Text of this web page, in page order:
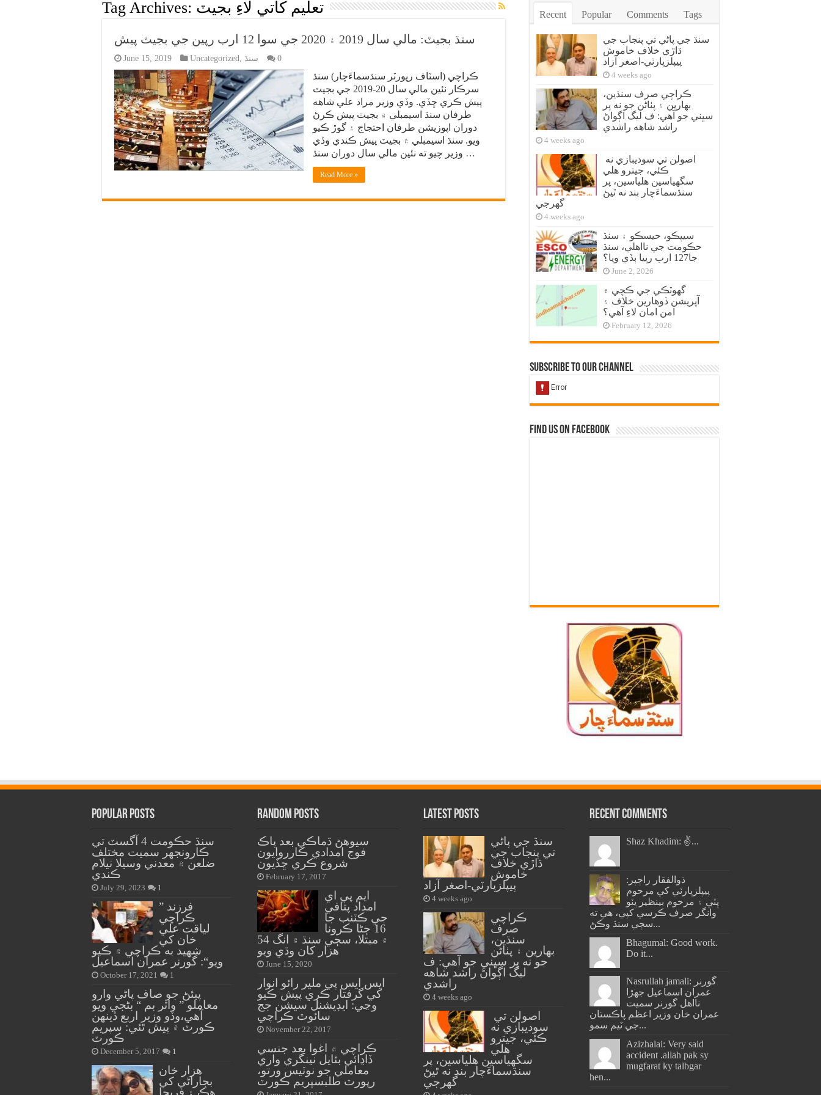
Tag Archives: تعليم کاتي لاءِ بجيٽ
سنڌ بجيٽ: مالي سال 2019 ۽ 2020 جي سوا 12 ارب رپين جي بجيٽ پيش
June 15, 2019 Uncategorized, سنڌ 0
ڪراچي (اسٽاف رپورٽر سنڌسماءَچار) سنڌ
سرڪار نئين مالي سال 20-2019 جي بجيٽ
پيش ڪري ڇڏي. وڏي وزير مراد علي شاهه
طرفان سنڌ اسيمبلي ۾ بجيٽ پيش ڪرڻ
دوران اپوزيشن طرفان احتجاج ۽ گوڙ ڪيو
ويو. سنڌ اسيمبلي ۾ بجيٽ پيش ڪندي وڏي
وزير چيو ته نئين مالي سال دوران سنڌ …
Read More »
Recent Popular Comments Tags
سنڌ جي پاڻي تي پنجاب جي
ڌاڙي خلاف خاموش
پيپلزپارٽي-اصغر آزاد
4 weeks ago
ڪراچي صرف سنڌين،
بهارين ۽ پٺاڻن جو نه پر
سڀني جو آهي: ف ليگ اڳواڻ
راشد شاهه راشدي
4 weeks ago
ڪئي، جيترو هلي
سگهياسين هلياسين، پر
سنڌسماءَچار بند نه ٿيڻ
گهرجي
4 weeks ago
سيپڪو، حيسڪو ۽ سنڌ
حڪومت جي نااهلي، سنڌ
جا127 ارب رپيا ٻڏي ويا؟
June 2, 2026
گهوٽڪي جي ڪچي ۾
آپريشن ڏوهارين خلاف ۽
امن امان لاءِ آهي؟
February 12, 2026
Subscribe to our Channel
Find us on Facebook
Popular Posts
سنڌ حڪومت 4 آگسٽ تي
ڪارونجهر سميت مختلف
ضلعن ۾ معدني وسيلا نيلام
ڪندي
July 29, 2023 1
” فرزند
ڪراچي
لياقت علي
خان کي
شهيد به ڪراچي ۾ ڪيو
ويو“: گورنر عمران اسماعيل
October 17, 2021 1
پيئڻ جو صاف پاڻي وارو
معاملو ” واٽر بم “ بڻجي ويو
آهي،وڏو وزير اربع ڏينهن
ڪورٽ ۾ پيش ٿئي: سپريم
ڪورٽ
December 5, 2017 1
هزار خان
بجاراڻي کي
هڪ ۽ فريحا
Random Posts
سيوهڻ ڌماڪي بعد پاڪ
فوج امدادي ڪارروايون
شروع ڪري ڇڏيون
February 17, 2017
ايم پي اي
امداد پتافي
جي ڪٽنب جا
16 ڄڻا ڪرونا
۾ مبتلا، سڄي سنڌ ۾ انگ 54
هزار کان وڌي ويو
June 15, 2020
ايس ايس پي ملير رائو انوار
کي گرفتار ڪري پيش ڪيو
وڃي: ايڊيشنل سيشن جج
سائوٿ ڪراچي
November 22, 2017
ڪراچي ۾ اغوا بعد جنسي
ڏاڍائي بڻايل نينگري واري
معاملي جو نوٽيس ورتو،
رپورٽ طلبسپريم ڪورٽ
Latest Posts
سنڌ جي پاڻي
تي پنجاب جي
ڌاڙي خلاف
خاموش
پيپلزپارٽي-اصغر آزاد
4 weeks ago
ڪراچي
صرف
سنڌين،
بهارين ۽ پٺاڻن
جو نه پر سڀني جو آهي: ف
ليگ اڳواڻ راشد شاهه
راشدي
4 weeks ago
سوديبازي نه
ڪئي، جيترو
هلي
سگهياسين هلياسين، پر
سنڌسماءَچار بند نه ٿيڻ
گهرجي
Recent Comments
Shaz Khadim: ✌️...
ذوالفقار راڄپر:
پيپلزپارٽي کي مرحوم
ڀٽي ۽ مرحوم بينظير ڀٽو
وانگر صرف ڪرسي کپي، هي ته
سڄي سنڌ وڪڻ...
Bhagumal: Good work.
Do it...
Nasrullah jamali: گورنر
عمران اسماعيل جھڙا
نااهل گورنر سميت
عمران خان وزير اعظم پاڪستان
جي ٽيم سمو...
Azizhalai: Very said
accident .allah pak sy
mugfarat ky talbgar
hen...